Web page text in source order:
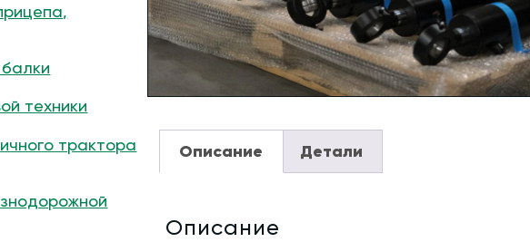
техники
трактора
Описание Детали
Описание